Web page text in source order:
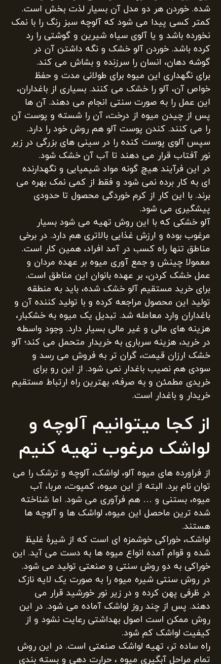
شده. خوردن هر دو مدل آن بسیار لذت بخش است.
کمتر کسی پیدا می شود که آلوچه سبز رنگ را با نمک
نخورده باشد و یا آلوی سیاه شیرین و گوشتی را رد
کرده باشد. خوردن آلو خشک و نگه داشتن آن در
گوشه دهان، انسان را سرزنده و بشاش می کند.
برای نگهداری این میوه برای طولانی مدت و حفظ
خواص آن، آلو را خشک می کنند. بسیاری از باغداران،
این عمل را به صورت سنتی انجام می دهند. آن ها
پس از چیدن میوه از درخت، آن را شسته و پوست آن
را می کنند. کندن پوست آلو هم روش خود را دارد.
سپس آلوی پوست کنده را در سینی های بزرگی در زیر
نور آفتاب قرار می دهند تا آب آن خشک شود.
در این فرآیند هیچ گونه مواد شیمیایی و نگهدارنده
ای به کار برده نمی شود و فقط از کمی نمک بهره می
برند. با این کار از کرم خوردگی محصول تا حدودی
پیشگیری می شود.
آلو خشکی که با این روش تهیه می شود بسیار
مرغوب بوده و ارزش غذایی بالاتری هم دارد. در برخی
مناطق تنها راه کسب در آمد افراد، همین کار است.
معمولا چینش و جمع آوری میوه بر عهده مردان و
عمل خشک کردن، بر عهده بانوان این مناطق است.
برای خرید مستقیم آلو خشک شده، باید به منطقه
تولید این محصول مراجعه کرده و با تولید کننده آن و
باغداران وارد معامله شد. تبدیل یک میوه به خشکبار،
هزینه های مالی و غیر مالی بسیار دارد. وجود واسطه
در خرید، هزینه سرباری به خریدار متحمل می کند؛ آلو
خشک ارزان قیمت، گران تر به فروش می رسد و
سودی هم نصیب باغدار نمی شود. از این رو برای
خریدی مطمئن و به صرفه، بهترین راه ارتباط مستقیم
خریدار و باغدار است.
از کجا میتوانیم آلوچه و
لواشک مرغوب تهیه کنیم
از فراورده های میوه آلو، لواشک، آلوچه و ترشک را می
توان نام برد. البته از این میوه، کمپوت، مربا، آب
میوه، بستنی و … هم فرآوری می شود. اما شناخته
شده ترین ماحصل این میوه، لواشک ها و آلوچه ها
هستند.
لواشک، خوراکی خوشمزه ای است که از شیرۀ غلیظ
شده و قوام آمده انواع میوه ها به دست می آید. این
خوراکی به دو روش سنتی و صنعتی تولید می شود.
در روش سنتی شیره میوه را به صورت یک لایه نازک
در ظرفی پهن کرده و در زیر نور خورشید قرار می
دهند. پس از چند روز لواشک آماده می شود. در این
روش ممکن است اصول بهداشتی رعایت نشود و از
کیفیت لواشک کم شود.
راه ساده تر، تهیه لواشک صنعتی است. در این روش
تمام مراحل آبگیری میوه ، حرارت دهی و بسته بندی